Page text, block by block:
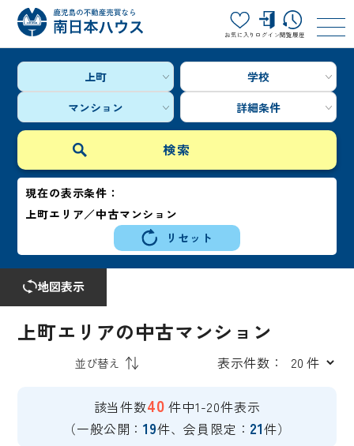
お気に入り ログイン閲覧履歴
上町
学校
マンション
詳細条件
現在の表示条件：
上町エリア／中古マンション
リセット
地図表示
上町エリアの中古マンション
表示件数：
該当件数40 件中1-20件表示
（一般公開：19件、会員限定： 21件）